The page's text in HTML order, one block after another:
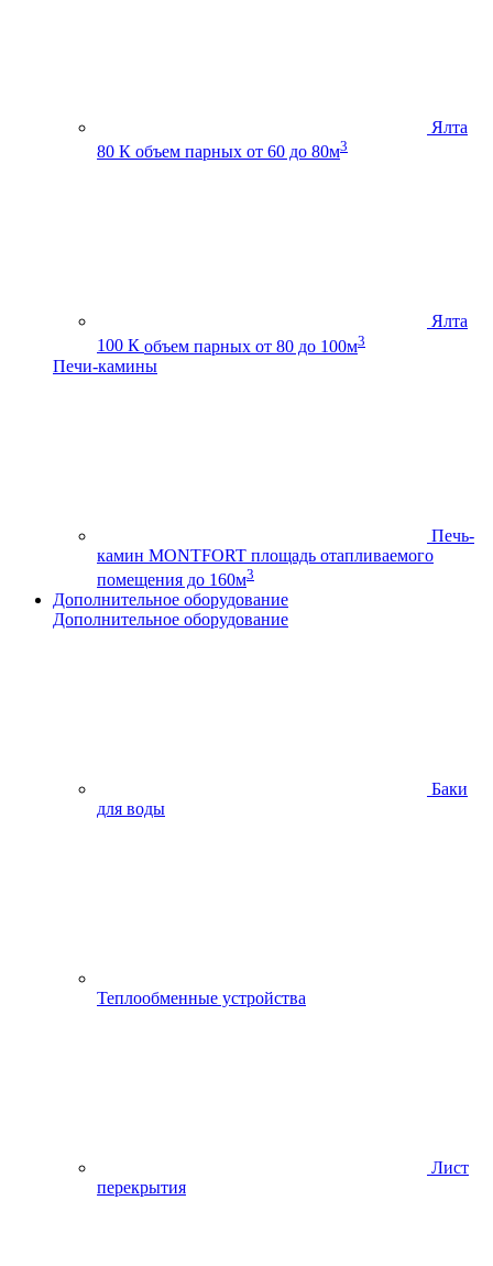
Ялта
80 К объем парных от 60 до 80м3
Ялта
100 К объем парных от 80 до 100м3
Печи-камины
Печь-
камин MONTFORT площадь отапливаемого
помещения до 160м3
Дополнительное оборудование
Дополнительное оборудование
Баки
для воды
Теплообменные устройства
Лист
перекрытия